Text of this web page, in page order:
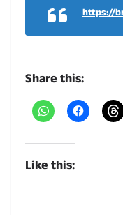
https://
Share this:
Like this: